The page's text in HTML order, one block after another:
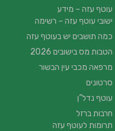
עוטף עזה – מידע
ישובי עוטף עזה – רשימה
כמה תושבים יש בעוטף עזה
הטבות מס בישובים 2026
מרפאה מכבי עין הבשור
סרטונים
עוטף נדל”ן
חרבות ברזל
תרומות לעוטף עזה